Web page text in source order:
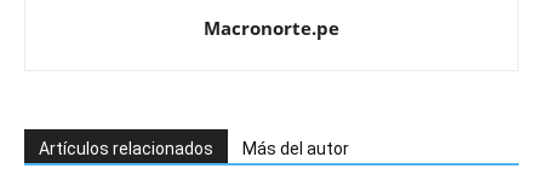
Macronorte.pe
Artículos relacionados Más del autor